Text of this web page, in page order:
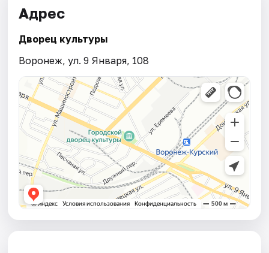
Адрес
Дворец культуры
Воронеж, ул. 9 Января, 108